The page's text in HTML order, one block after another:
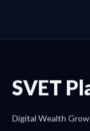
SVET
Digital Wealth